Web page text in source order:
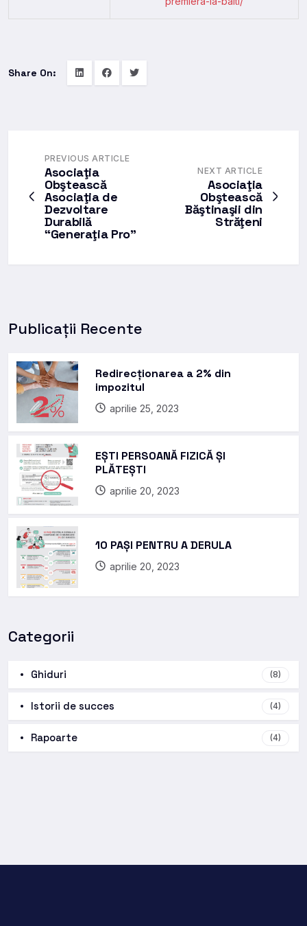
Share On:
PREVIOUS ARTICLE
Asociaţia
Obştească
Asociaţia de
Dezvoltare
Durabilă
“Generaţia Pro”
NEXT ARTICLE
Asociaţia
Obştească
Băştinaşii din
Străţeni
Publicații Recente
Redirecționarea a 2% din
impozitul
aprilie 25, 2023
EȘTI PERSOANĂ FIZICĂ ȘI
PLĂTEȘTI
aprilie 20, 2023
10 PAȘI PENTRU A DERULA
aprilie 20, 2023
Categorii
Ghiduri (8)
Istorii de succes (4)
Rapoarte (4)